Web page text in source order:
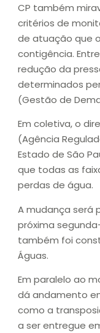
CP também
critérios de
de atuação que
contigência.
redução da
determinados
(Gestão de
Em coletiva, o
(Agência
Estado de São
que todas as
perdas de água.
A mudança será
próxima
também foi
Águas.
Em paralelo ao
dá andamento
como a
a ser entregue